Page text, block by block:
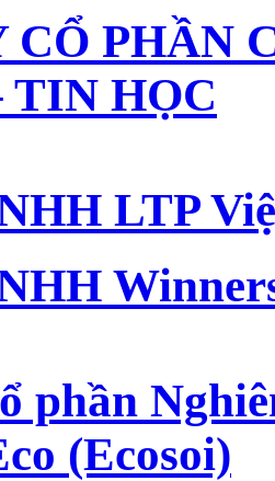
CỔ PHẦN
TIN HỌC
LTP
phần
(Ecosoi)